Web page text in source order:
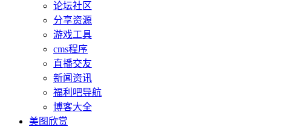
论坛社区
分享资源
游戏工具
cms程序
直播交友
新闻资讯
福利吧导航
博客大全
美图欣赏